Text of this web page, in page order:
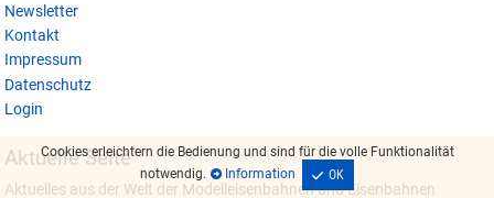
Newsletter
Kontakt
Impressum
Datenschutz
Login
Aktuelle Seite
Aktuelles aus der Welt der Modelleisenbahnen und Eisenbahnen
Cookies erleichtern die Bedienung und sind für die volle Funktionalität
notwendig.
Information OK